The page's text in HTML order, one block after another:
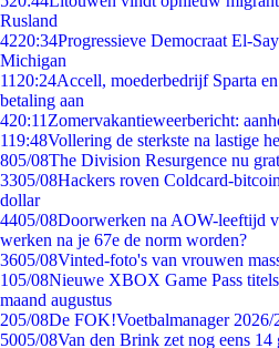
Rusland
4220:34Progressieve Democraat El-
Michigan
11 20:24Accell, moederbedrijf Sparta
betaling aan
420:11 Zomervakantieweerbericht:
119:48Vollering de sterkste na lastige
805/08The Division Resurgence nu
3305/08Hackers roven Coldcard-
dollar
4405/08Doorwerken na AOW-leeftijd
werken na je 67e de norm worden?
3605/08Vinted-foto's van vrouwen
105/08Nieuwe XBOX Game Pass
maand augustus
205/08De FOK!Voetbalmanager 2026/
5005/08Van den Brink zet nog eens 14